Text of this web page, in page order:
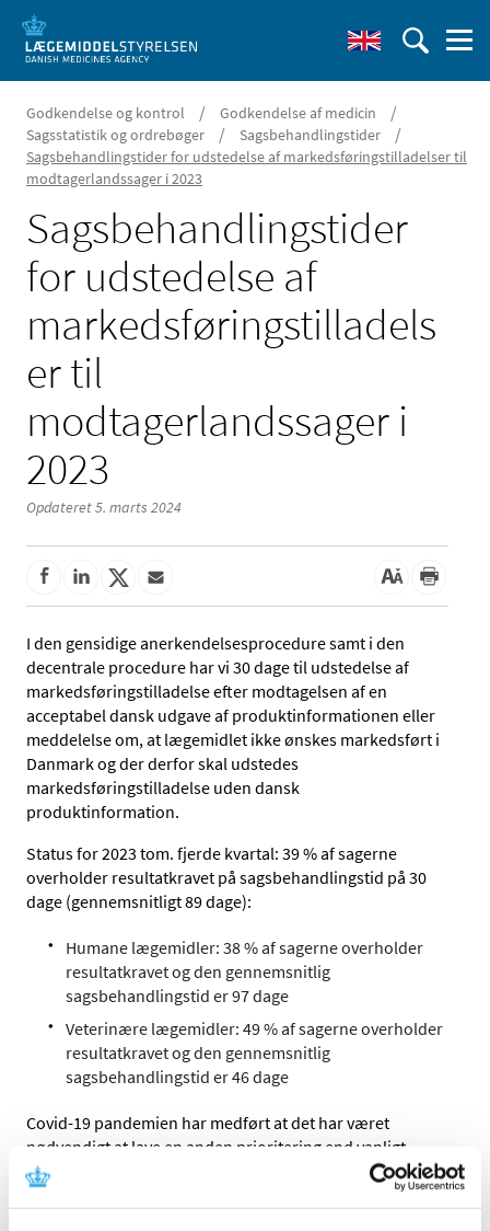
Godkendelse og kontrol / Godkendelse af medicin /
Sagsstatistik og ordrebøger / Sagsbehandlingstider /
Sagsbehandlingstider for udstedelse af markedsføringstilladelser til
modtagerlandssager i 2023
Sagsbehandlingstider
for udstedelse af
markedsføringstilladels
er til
modtagerlandssager i
2023
Opdateret 5. marts 2024
I den gensidige anerkendelsesprocedure samt i den
decentrale procedure har vi 30 dage til udstedelse af
markedsføringstilladelse efter modtagelsen af en
acceptabel dansk udgave af produktinformationen eller
meddelelse om, at lægemidlet ikke ønskes markedsført i
Danmark og der derfor skal udstedes
markedsføringstilladelse uden dansk
produktinformation.
Status for 2023 tom. fjerde kvartal: 39 % af sagerne
overholder resultatkravet på sagsbehandlingstid på 30
dage (gennemsnitligt 89 dage):
Humane lægemidler: 38 % af sagerne overholder
resultatkravet og den gennemsnitlig
sagsbehandlingstid er 97 dage
Veterinære lægemidler: 49 % af sagerne overholder
resultatkravet og den gennemsnitlig
sagsbehandlingstid er 46 dage
Covid-19 pandemien har medført at det har været
nødvendigt at lave en anden prioritering end vanligt
hvorfor målopfyldelsen for sagsbehandlingstider er
lavere sammenlignet med tidligere år. Dette har medført